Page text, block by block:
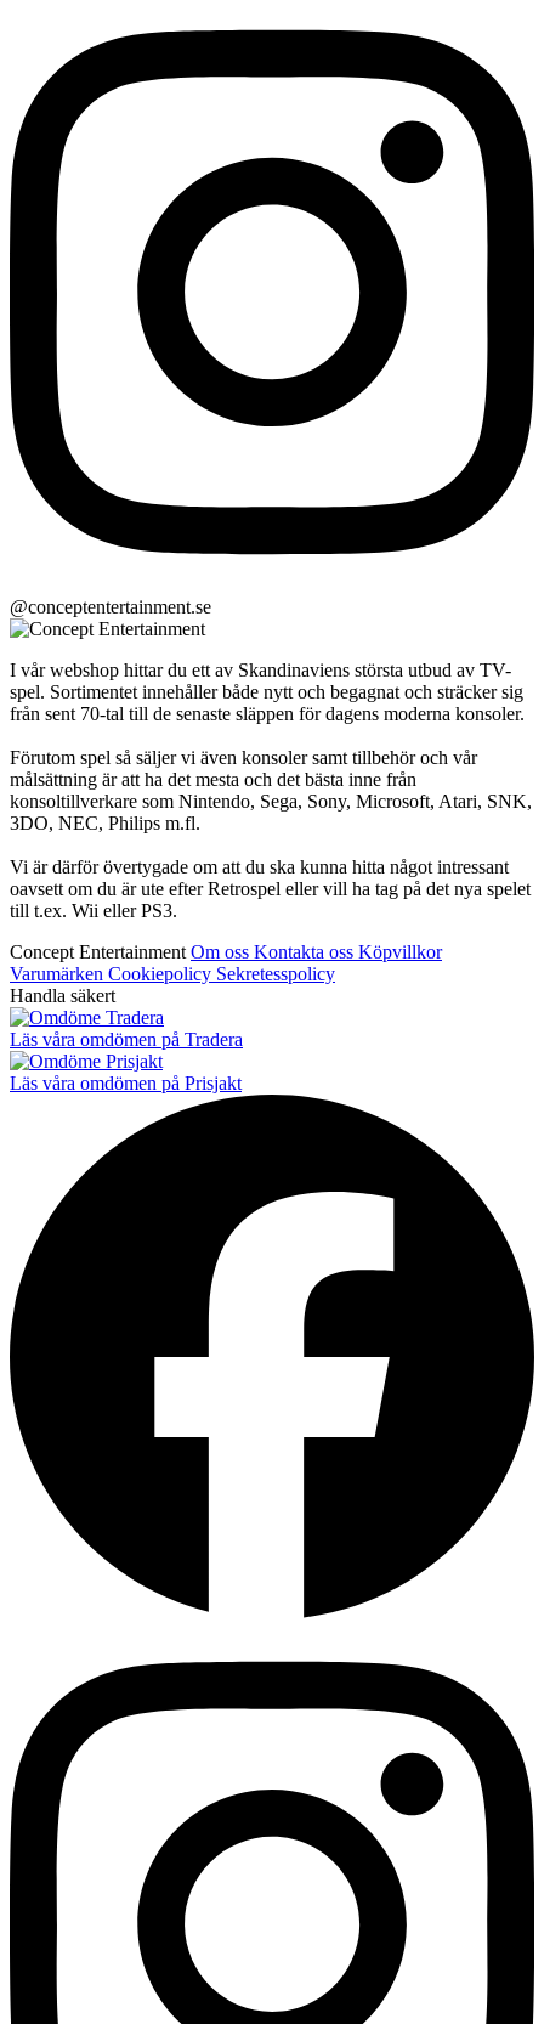
@conceptentertainment.se
I vår webshop hittar du ett av Skandinaviens största utbud av TV-
spel. Sortimentet innehåller både nytt och begagnat och sträcker sig
från sent 70-tal till de senaste släppen för dagens moderna konsoler.
Förutom spel så säljer vi även konsoler samt tillbehör och vår
målsättning är att ha det mesta och det bästa inne från
konsoltillverkare som Nintendo, Sega, Sony, Microsoft, Atari, SNK,
3DO, NEC, Philips m.fl.
Vi är därför övertygade om att du ska kunna hitta något intressant
oavsett om du är ute efter Retrospel eller vill ha tag på det nya spelet
till t.ex. Wii eller PS3.
Concept Entertainment Om oss Kontakta oss Köpvillkor
Varumärken Cookiepolicy Sekretesspolicy
Handla säkert
Läs våra omdömen på Tradera
Läs våra omdömen på Prisjakt